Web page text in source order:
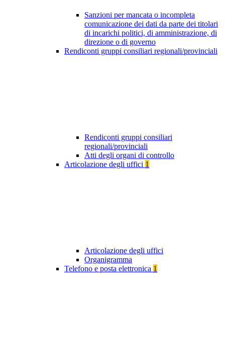
Sanzioni per mancata o incompleta
comunicazione dei dati da parte dei titolari
di incarichi politici, di amministrazione, di
direzione o di governo
Rendiconti gruppi consiliari regionali/provinciali
Rendiconti gruppi consiliari
regionali/provinciali
Atti degli organi di controllo
Articolazione degli uffici 1
Articolazione degli uffici
Organigramma
Telefono e posta elettronica 1